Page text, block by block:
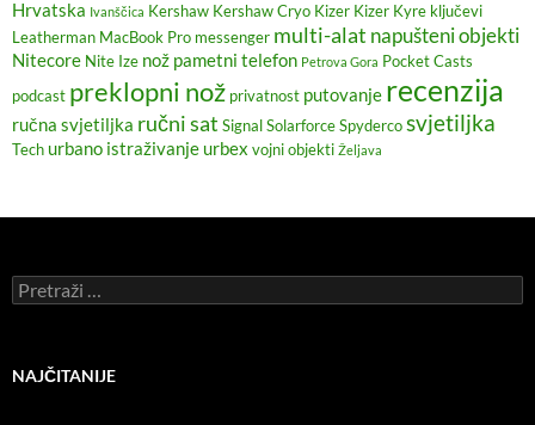
Hrvatska Ivanščica Kershaw Kershaw Cryo Kizer Kizer Kyre ključevi
Leatherman MacBook Pro messenger multi-alat napušteni objekti
Nitecore Nite Ize nož pametni telefon Petrova Gora Pocket Casts
podcast preklopni nož privatnost putovanje recenzija
ručna svjetiljka ručni sat SignalSolarforceSpydercosvjetiljka
Tech urbano istraživanje urbex vojni objekti Željava
Pretraži:
NAJČITANIJE